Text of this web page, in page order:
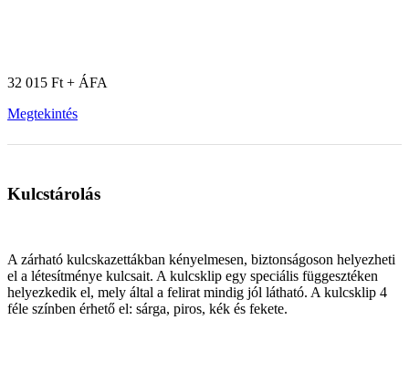
32 015 Ft + ÁFA
Megtekintés
Kulcstárolás
A zárható kulcskazettákban kényelmesen, biztonságoson helyezheti
el a létesítménye kulcsait. A kulcsklip egy speciális függesztéken
helyezkedik el, mely által a felirat mindig jól látható. A kulcsklip 4
féle színben érhető el: sárga, piros, kék és fekete.